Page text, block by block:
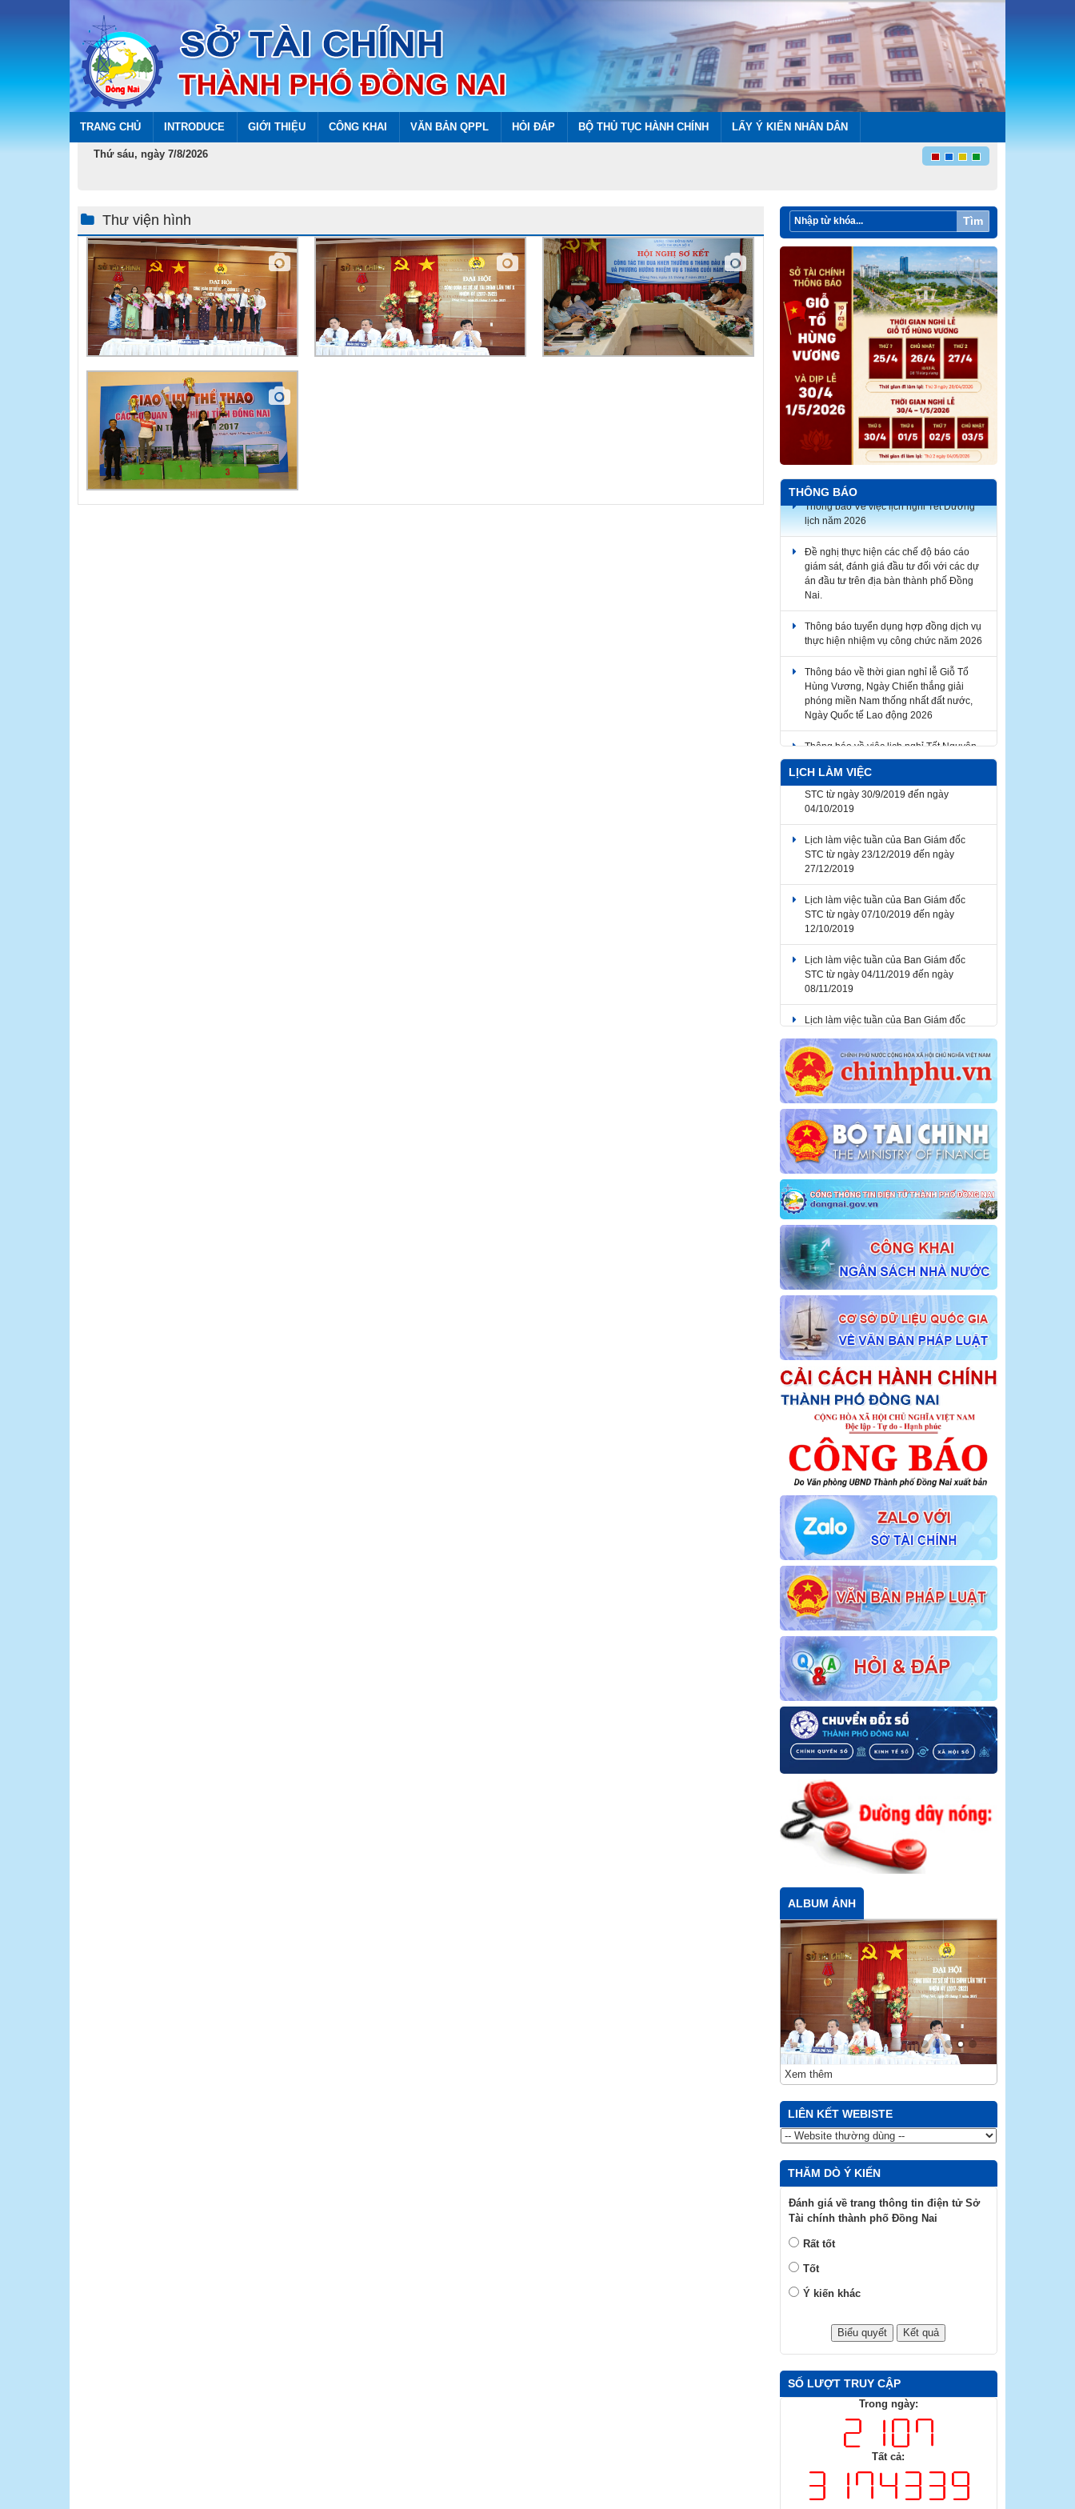
TRANG CHỦ INTRODUCE GIỚI THIỆU CÔNG KHAI VĂN BẢN QPPL HỎI ĐÁP BỘ THỦ TỤC HÀNH CHÍNH LẤY Ý KIẾN NHÂN DÂN
Thứ sáu, ngày 7/8/2026
Tìm
Thư viện hình
THÔNG BÁO
lịch năm 2026
Đề nghị thực hiện các chế độ báo cáo
giám sát, đánh giá đầu tư đối với các dự
án đầu tư trên địa bàn thành phố Đồng
Nai.
Thông báo tuyển dụng hợp đồng dịch vụ
thực hiện nhiệm vụ công chức năm 2026
Thông báo về thời gian nghỉ lễ Giỗ Tổ
Hùng Vương, Ngày Chiến thắng giải
phóng miền Nam thống nhất đất nước,
Ngày Quốc tế Lao động 2026
Thông báo về việc lịch nghỉ Tết Nguyên
LỊCH LÀM VIỆC
Lịch làm việc tuần của Ban Giám đốc
STC từ ngày 30/9/2019 đến ngày
04/10/2019
STC từ ngày 23/12/2019 đến ngày
27/12/2019
STC từ ngày 07/10/2019 đến ngày
12/10/2019
STC từ ngày 04/11/2019 đến ngày
08/11/2019
STC từ ngày 07/10/2019 đến ngày
12/10/2019
ALBUM ẢNH
Xem thêm
LIÊN KẾT WEBISTE
THĂM DÒ Ý KIẾN
Đánh giá về trang thông tin điện tử Sở
Tài chính thành phố Đồng Nai
Rất tốt
Tốt
Ý kiến khác
SỐ LƯỢT TRUY CẬP
Trong ngày:
Tất cả: